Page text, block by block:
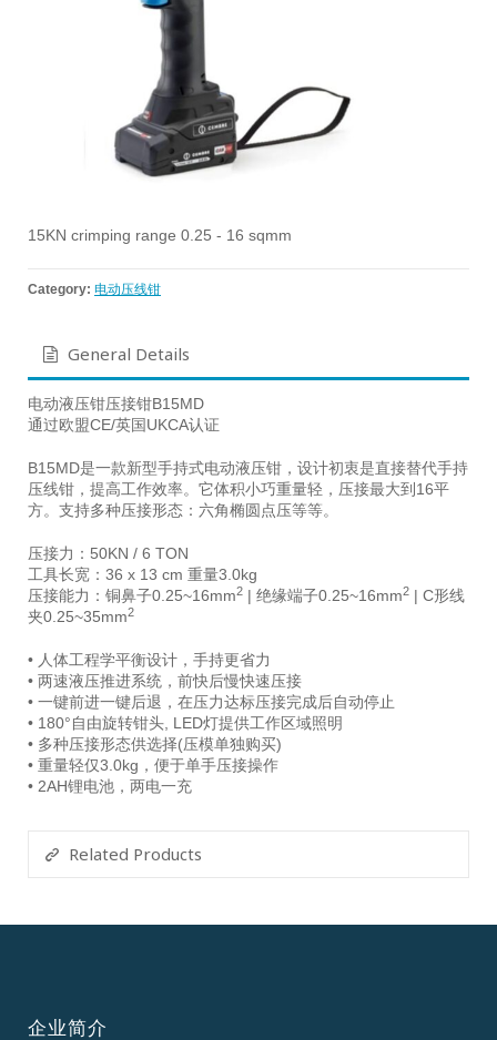
15KN crimping range 0.25 - 16 sqmm
Category: 电动压线钳
General Details
电动液压钳压接钳B15MD
通过欧盟CE/英国UKCA认证
B15MD是一款新型手持式电动液压钳，设计初衷是直接替代手持
压线钳，提高工作效率。它体积小巧重量轻，压接最大到16平
方。支持多种压接形态：六角椭圆点压等等。
压接力：50KN / 6 TON
工具长宽：36 x 13 cm 重量3.0kg
压接能力：铜鼻子0.25~16mm2 | 绝缘端子0.25~16mm2 | C形线
夹0.25~35mm2
• 人体工程学平衡设计，手持更省力
• 两速液压推进系统，前快后慢快速压接
• 一键前进一键后退，在压力达标压接完成后自动停止
• 180°自由旋转钳头, LED灯提供工作区域照明
• 多种压接形态供选择(压模单独购买)
• 重量轻仅3.0kg，便于单手压接操作
• 2AH锂电池，两电一充
Related Products
企业简介